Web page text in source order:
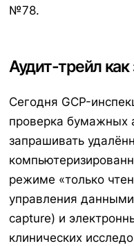
№78.
Аудит-трейл
Сегодня GCP-
проверка бумажных
запрашивать
режиме «только
управления
capture) и
клинических